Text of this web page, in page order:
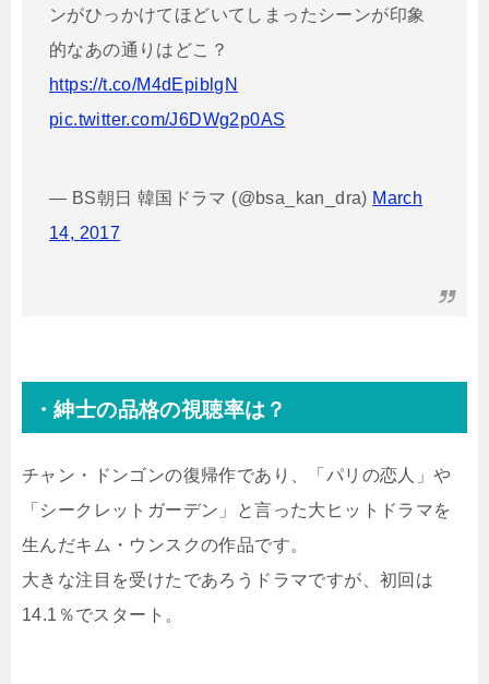
ンがひっかけてほどいてしまったシーンが印象
的なあの通りはどこ？
https://t.co/M4dEpiblgN
pic.twitter.com/J6DWg2p0AS
— BS朝日 韓国ドラマ (@bsa_kan_dra) March
14, 2017
・紳士の品格の視聴率は？
チャン・ドンゴンの復帰作であり、「パリの恋人」や
「シークレットガーデン」と言った大ヒットドラマを
生んだキム・ウンスクの作品です。
大きな注目を受けたであろうドラマですが、初回は
14.1％でスタート。